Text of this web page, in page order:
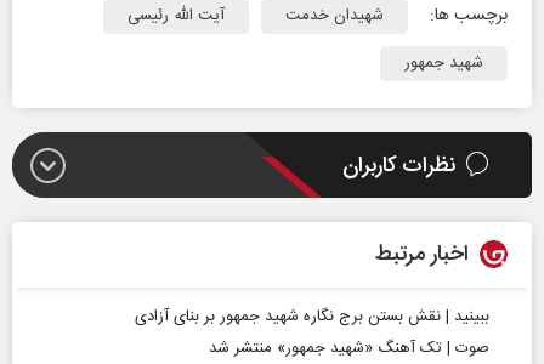
برچسب ها: شهیدان خدمت
آیت الله رئیسی
شهید جمهور
نظرات کاربران
اخبار مرتبط
ببینید | نقش بستن برج نگاره شهید جمهور بر بنای آزادی
صوت | تک آهنگ «شهید جمهور» منتشر شد